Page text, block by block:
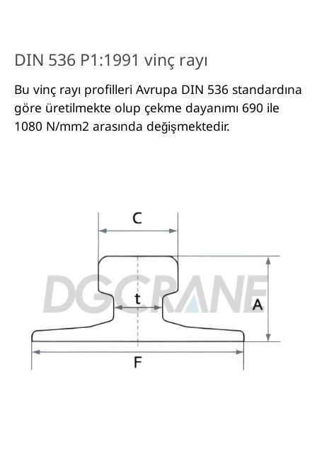
DIN 536 P1:1991 vinç rayı
Bu vinç rayı profilleri Avrupa DIN 536 standardına
göre üretilmekte olup çekme dayanımı 690 ile
1080 N/mm2 arasında değişmektedir.